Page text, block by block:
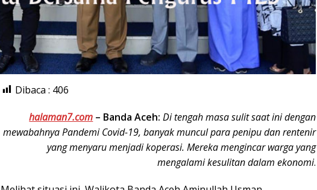
Dibaca : 406
halaman7.com – Banda Aceh: Di tengah masa sulit saat ini dengan
mewabahnya Pandemi Covid-19, banyak muncul para penipu dan rentenir
yang menyaru menjadi koperasi. Mereka mengincar warga yang
mengalami kesulitan dalam ekonomi.